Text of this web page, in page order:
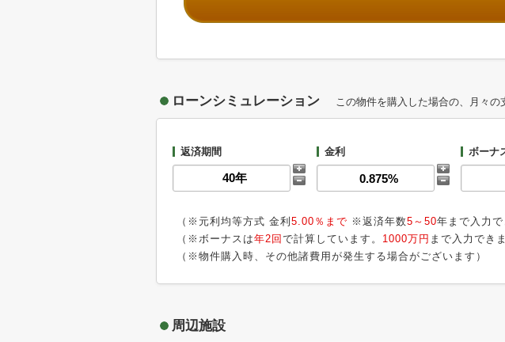
ローンシミュレーション この物件を購入した場合の、月々の
返済期間 金利 ボーナ
（※元利均等方式 金利 5.00％まで ※返済年数5～50年まで入力で
（※ボーナスは年2回 で計算しています。 1000万円 まで入力でき
（※物件購入時、その他諸費用が発生する場合がございます）
周辺施設